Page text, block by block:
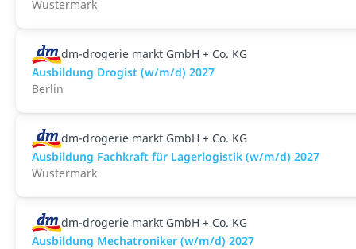
Wustermark
dm-drogerie markt GmbH + Co. KG
Ausbildung Drogist (w/m/d) 2027
Berlin
dm-drogerie markt GmbH + Co. KG
Ausbildung Fachkraft für Lagerlogistik (w/m/d) 2027
Wustermark
dm-drogerie markt GmbH + Co. KG
Ausbildung Mechatroniker (w/m/d) 2027